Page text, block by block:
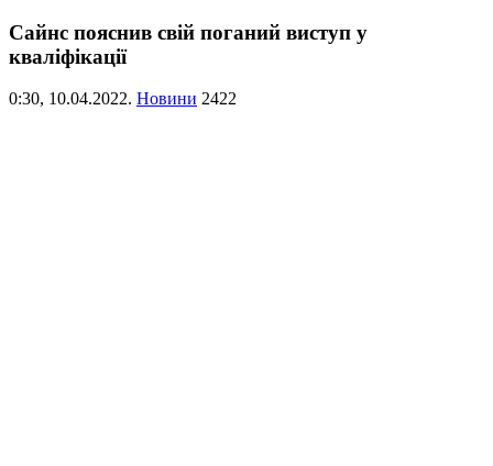
Сайнс пояснив свій поганий виступ у
кваліфікації
0:30, 10.04.2022. Новини 2422